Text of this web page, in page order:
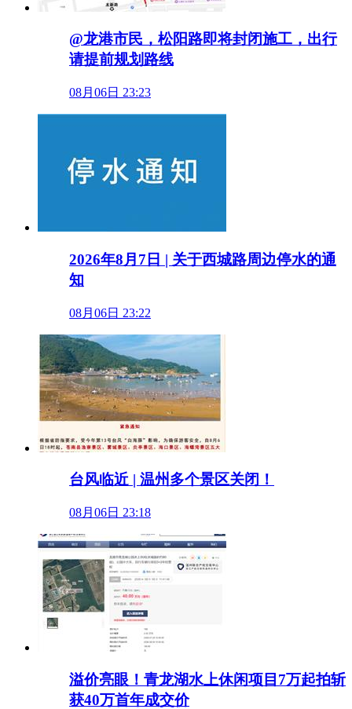
@龙港市民，松阳路即将封闭施工，出行
请提前规划路线
08月06日 23:23
2026年8月7日 | 关于西城路周边停水的通
知
08月06日 23:22
台风临近 | 温州多个景区关闭！
08月06日 23:18
溢价亮眼！青龙湖水上休闲项目7万起拍斩
获40万首年成交价